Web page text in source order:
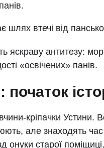
втечі від
яскраву антитезу:
«освічених» панів.
кріпачки
але знаходять
онуки старої